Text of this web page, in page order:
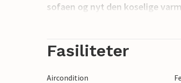
sofaen og nyt den koselige
utendørs, nyt solen og deilige
Fasiliteter
Aircondition